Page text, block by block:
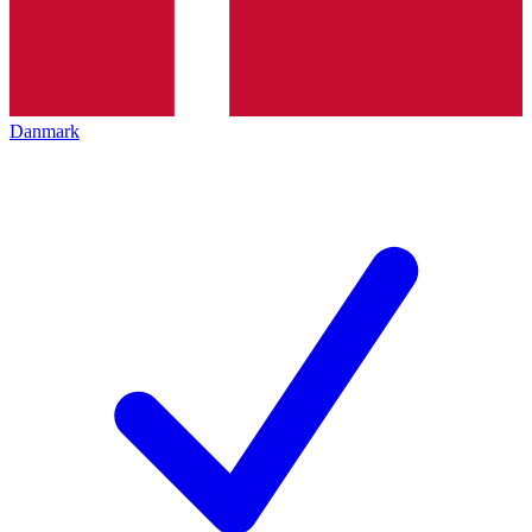
Danmark